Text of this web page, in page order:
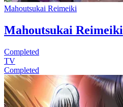
Mahoutsukai Reimeiki
Mahoutsukai Reimeiki
Completed
TV
Completed